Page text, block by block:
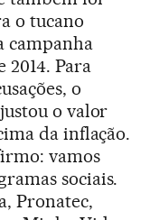
o tucano
campanha
Para
o
o valor
da inflação.
vamos
sociais.
Pronatec,